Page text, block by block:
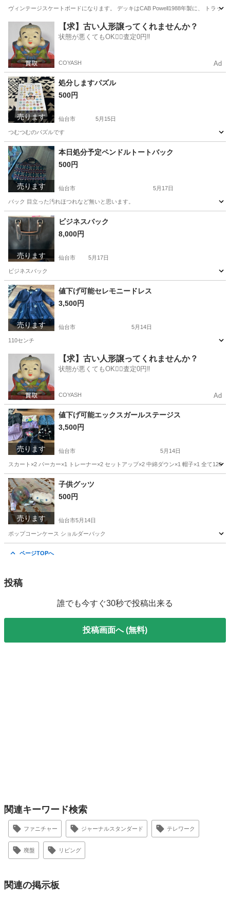
ヴィンテージスケートボードになります。 デッキはCAB Powell1988年製に、 トラッ
仙台市 ストリートスポーツ ヴィンテージ
【求】古い人形譲ってくれませんか？
状態が悪くてもOK🙆‍♀️査定0円‼️
COYASH Ad
売ります
処分しますパズル
500円
仙台市 5月15日
つむつむのパズルです
宮城 仙台市 キッズ用品
売ります
本日処分予定ペンドルトートバック
500円
仙台市 5月17日
バック 目立った汚れほつれなど無いと思います。
宮城 仙台市 服/ファッション
売ります
ビジネスバック
8,000円
仙台市 5月17日
ビジネスバック
宮城 仙台市 バッグ
売ります
値下げ可能セレモニードレス
3,500円
仙台市 5月14日
110センチ
仙台市 キッズ用品 セレモニー
【求】古い人形譲ってくれませんか？
状態が悪くてもOK🙆‍♀️査定0円‼️
COYASH Ad
売ります
値下げ可能エックスガールステージス
3,500円
仙台市 5月14日
スカート×2 パーカー×1 トレーナー×2 セットアップ×2 中綿ダウン×1 帽子×1 全て120
宮城 仙台市 キッズ用品
売ります
子供グッツ
500円
仙台市5月14日
ポップコーンケース ショルダーバック
ページTOPへ
投稿
誰でも今すぐ30秒で投稿出来る
投稿画面へ (無料)
関連キーワード検索
ファニチャー ジャーナルスタンダード テレワーク
廃盤 リビング
関連の掲示板